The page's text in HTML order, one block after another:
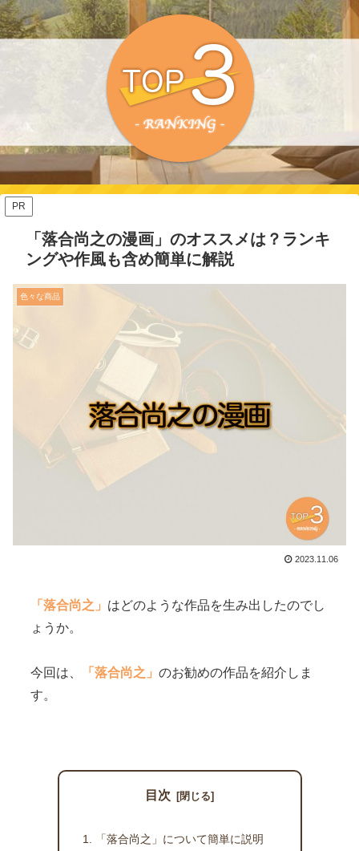
PR
「落合尚之の漫画」のオススメは？ランキ
ングや作風も含め簡単に解説
色々な商品
2023.11.06
「落合尚之」 はどのような作品を生み出したのでし
ょうか。
今回は、 「落合尚之」のお勧めの作品を紹介しま
す。
目次
「落合尚之」について簡単に説明